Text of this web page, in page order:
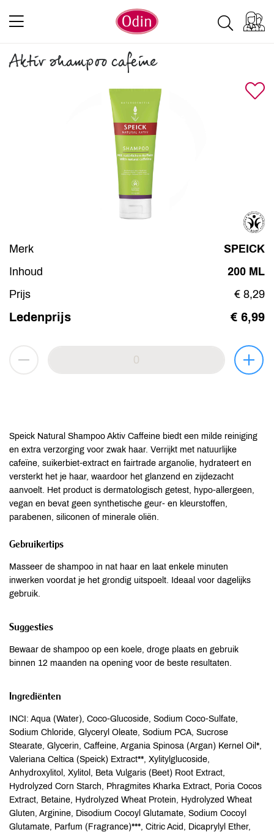
Aktiv shampoo cafeine
Merk
SPEICK
Inhoud
200 ML
Prijs
€ 8,29
Ledenprijs € 6,99
Speick Natural Shampoo Aktiv Caffeine biedt een milde reiniging
en extra verzorging voor zwak haar. Verrijkt met natuurlijke
cafeïne, suikerbiet-extract en fairtrade arganolie, hydrateert en
versterkt het je haar, waardoor het glanzend en zijdezacht
aanvoelt. Het product is dermatologisch getest, hypo-allergeen,
vegan en bevat geen synthetische geur- en kleurstoffen,
parabenen, siliconen of minerale oliën.
Gebruikertips
Masseer de shampoo in nat haar en laat enkele minuten
inwerken voordat je het grondig uitspoelt. Ideaal voor dagelijks
gebruik.
Suggesties
Bewaar de shampoo op een koele, droge plaats en gebruik
binnen 12 maanden na opening voor de beste resultaten.
Ingrediënten
INCI: Aqua (Water), Coco-Glucoside, Sodium Coco-Sulfate,
Sodium Chloride, Glyceryl Oleate, Sodium PCA, Sucrose
Stearate, Glycerin, Caffeine, Argania Spinosa (Argan) Kernel Oil*,
Valeriana Celtica (Speick) Extract**, Xylitylglucoside,
Anhydroxylitol, Xylitol, Beta Vulgaris (Beet) Root Extract,
Hydrolyzed Corn Starch, Phragmites Kharka Extract, Poria Cocos
Extract, Betaine, Hydrolyzed Wheat Protein, Hydrolyzed Wheat
Gluten, Arginine, Disodium Cocoyl Glutamate, Sodium Cocoyl
Glutamate, Parfum (Fragrance)***, Citric Acid, Dicaprylyl Ether,